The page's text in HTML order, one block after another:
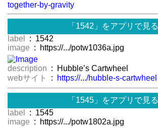
together-by-gravity
「1542」をアプリで見る
label
: 1542
image : https://.../potw1036a.jpg
description : Hubble’s Cartwheel
webサイト
: https://.../hubble-s-cartwheel
「1545」をアプリで見る
label
: 1545
image : https://.../potw1802a.jpg